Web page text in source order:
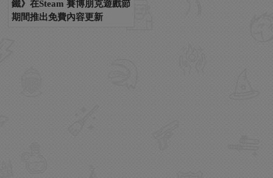
鐵》在Steam 賽博朋克遊戲節
期間推出免費內容更新